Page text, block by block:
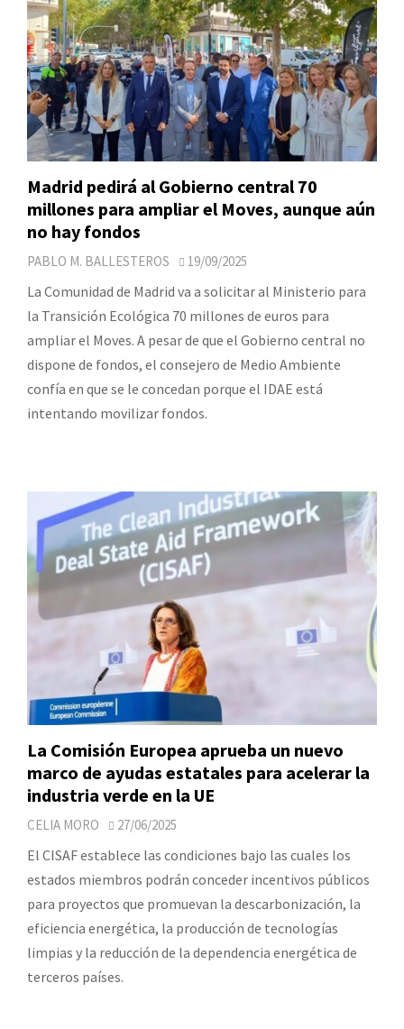
Madrid pedirá al Gobierno central 70
millones para ampliar el Moves, aunque aún
no hay fondos
PABLO M. BALLESTEROS 19/09/2025
La Comunidad de Madrid va a solicitar al Ministerio para
la Transición Ecológica 70 millones de euros para
ampliar el Moves. A pesar de que el Gobierno central no
dispone de fondos, el consejero de Medio Ambiente
confía en que se le concedan porque el IDAE está
intentando movilizar fondos.
La Comisión Europea aprueba un nuevo
marco de ayudas estatales para acelerar la
industria verde en la UE
CELIA MORO 27/06/2025
El CISAF establece las condiciones bajo las cuales los
estados miembros podrán conceder incentivos públicos
para proyectos que promuevan la descarbonización, la
eficiencia energética, la producción de tecnologías
limpias y la reducción de la dependencia energética de
terceros países.